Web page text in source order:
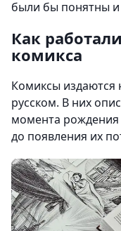
были бы понятны
Как
комикса
Комиксы издаются
русском. В них
момента рождения
до появления их